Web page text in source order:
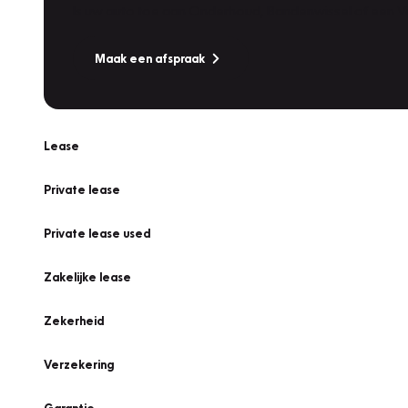
Maak een afspraak
Lease
Private lease
Private lease used
Zakelijke lease
Zekerheid
Verzekering